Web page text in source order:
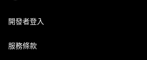
開發者登入
服務條款